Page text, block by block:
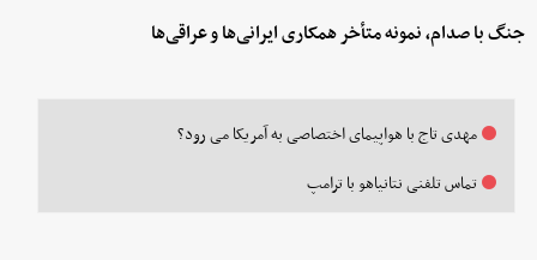
جنگ با صدام، نمونه متأخر همکاری ایرانی‌ها و عراقی‌ها
مهدی تاج با هواپیمای اختصاصی به آمریکا می رود؟
تماس تلفنی نتانیاهو با ترامپ